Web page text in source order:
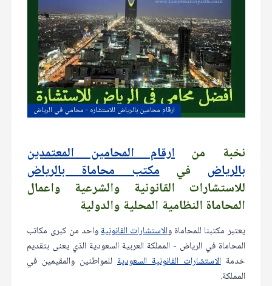
ارقام محامين بالرياض للاستشاره - محامي في الرياض
نخبة من ارقام المحامين المعتمدين
بالرياض فيمكتب محاماة بالرياض
للاستشارات القانونية والشرعية واعمال
المحاماة النظامية المحلية والدولية
يعتبر مكتبنا للمحاماة والاستشارات القانونيةواحد من كبرى مكاتب
المحاماة في الرياض - المملكة العربية السعودية الذي يعنى بتقديم
خدمةالاستشارات القانونية السعودية للمواطنين والمقيمين في
المملكة.